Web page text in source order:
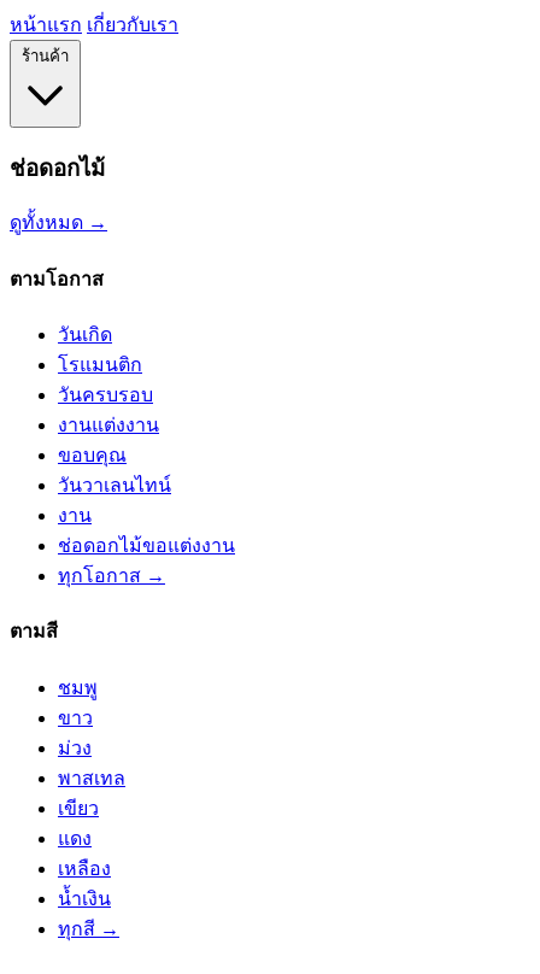
หน้าแรก เกี่ยวกับเรา
ร้านค้า
ช่อดอกไม้
ดูทั้งหมด →
ตามโอกาส
วันเกิด
โรแมนติก
วันครบรอบ
งานแต่งงาน
ขอบคุณ
วันวาเลนไทน์
งาน
ช่อดอกไม้ขอแต่งงาน
ทุกโอกาส →
ตามสี
ชมพู
ขาว
ม่วง
พาสเทล
เขียว
แดง
เหลือง
น้ำเงิน
ทุกสี →